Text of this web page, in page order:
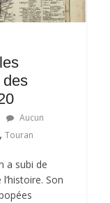
des
Aucun
, Touran
a subi de
Son